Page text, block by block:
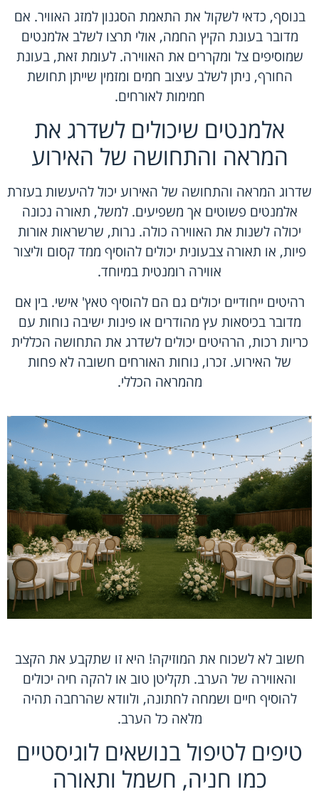
בנוסף, כדאי לשקול את התאמת הסגנון למזג האוויר. אם
מדובר בעונת הקיץ החמה, אולי תרצו לשלב אלמנטים
שמוסיפים צל ומקררים את האווירה. לעומת זאת, בעונת
החורף, ניתן לשלב עיצוב חמים ומזמין שייתן תחושת
חמימות לאורחים.
אלמנטים שיכולים לשדרג את
המראה והתחושה של האירוע
שדרוג המראה והתחושה של האירוע יכול להיעשות בעזרת
אלמנטים פשוטים אך משפיעים. למשל, תאורה נכונה
יכולה לשנות את האווירה כולה. נרות, שרשראות אורות
פיות, או תאורה צבעונית יכולים להוסיף ממד קסום וליצור
אווירה רומנטית במיוחד.
רהיטים ייחודיים יכולים גם הם להוסיף טאץ' אישי. בין אם
מדובר בכיסאות עץ מהודרים או פינות ישיבה נוחות עם
כריות רכות, הרהיטים יכולים לשדרג את התחושה הכללית
של האירוע. זכרו, נוחות האורחים חשובה לא פחות
מהמראה הכללי.
חשוב לא לשכוח את המוזיקה! היא זו שתקבע את הקצב
והאווירה של הערב. תקליטן טוב או להקה חיה יכולים
להוסיף חיים ושמחה לחתונה, ולוודא שהרחבה תהיה
מלאה כל הערב.
טיפים לטיפול בנושאים לוגיסטיים
כמו חניה, חשמל ותאורה